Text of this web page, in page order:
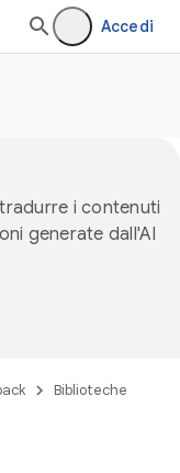
Accedi
i contenuti
generate dall'AI
Biblioteche